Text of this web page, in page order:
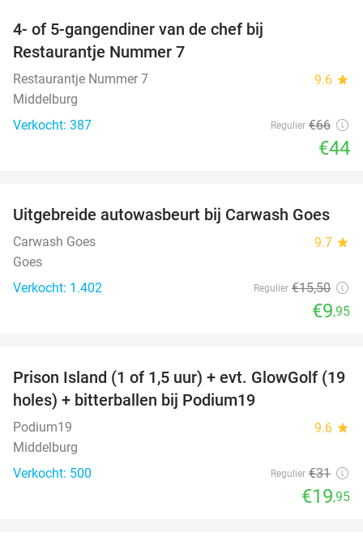
4- of 5-gangendiner van de chef bij
Restaurantje Nummer 7
Restaurantje Nummer 7 9.6 star
Middelburg
Verkocht: 387
Regulier €66
€44
36%
Uitgebreide autowasbeurt bij Carwash Goes
Carwash Goes 9.7 star
Goes
Verkocht: 1.402
Regulier €15,50
€9,95
36%
Prison Island (1 of 1,5 uur) + evt. GlowGolf (19
holes) + bitterballen bij Podium19
Podium19 9.6 star
Middelburg
Verkocht: 500
Regulier €31
€19,95